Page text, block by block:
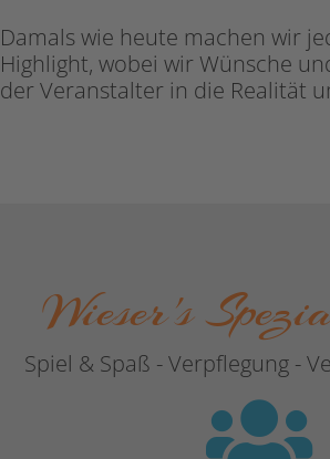
Damals wie heute machen wir
Highlight, wobei wir Wünsche
der Veranstalter in die Realität
Wieser's
Spiel & Spaß - Verpflegung -